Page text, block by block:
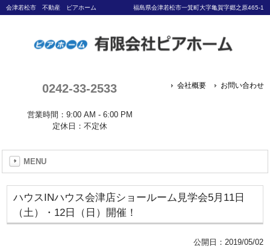
会津若松市 不動産 ピアホーム 福島県会津若松市一箕町大字亀賀字郷之原465-1
0242-33-2533
営業時間：9:00 AM - 6:00 PM
定休日：不定休
会社概要 お問い合わせ
MENU
ハウスINハウス会津店ショールーム見学会5月11日
（土）・12日（日）開催！
公開日： 2019/05/02